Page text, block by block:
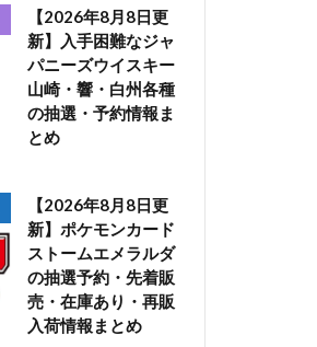
【2026年8月8日更
新】入手困難なジャ
パニーズウイスキー
山崎・響・白州各種
の抽選・予約情報ま
とめ
【2026年8月8日更
新】ポケモンカード
ストームエメラルダ
の抽選予約・先着販
売・在庫あり・再販
入荷情報まとめ